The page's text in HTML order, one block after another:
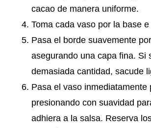
cacao de manera uniforme.
Toma cada vaso por la base
Pasa el borde suavemente
asegurando una capa fina. Si
demasiada cantidad, sacude
Pasa el vaso inmediatamente
presionando con suavidad
adhiera a la salsa. Reserva